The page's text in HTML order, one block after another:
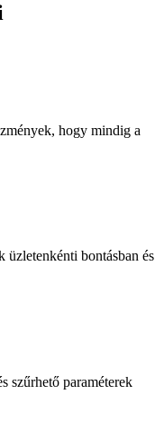
hogy mindig a
üzletenkénti bontásban és
szűrhető paraméterek